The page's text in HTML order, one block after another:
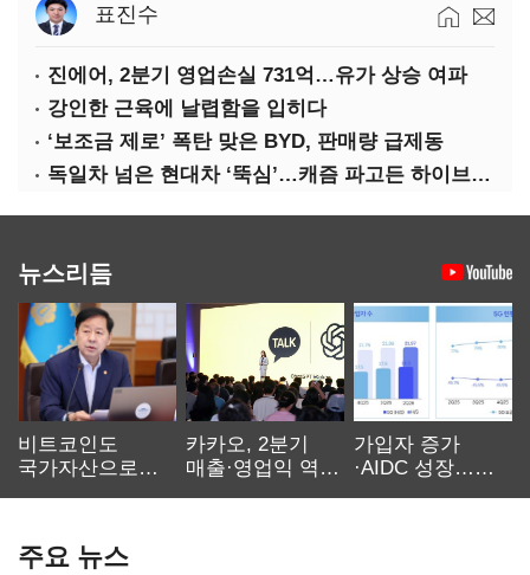
표진수
진에어, 2분기 영업손실 731억…유가 상승 여파
강인한 근육에 날렵함을 입히다
‘보조금 제로’ 폭탄 맞은 BYD, 판매량 급제동
독일차 넘은 현대차 ‘뚝심’…캐즘 파고든 하이브리드 역전극
뉴스리듬
비트코인도
국가자산으로…'
카카오, 2분기
매출·영업익 역대
가입자 증가
·AIDC 성장…
주요 뉴스